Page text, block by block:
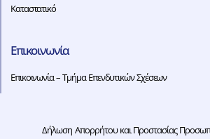
Καταστατικό
Επικοινωνία
Επικοινωνία – Τμήμα Επενδυτικών Σχέσεων
Δήλωση Απορρήτου και Προστασίας